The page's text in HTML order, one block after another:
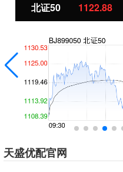
北证50 1122.88
天盛优配官网